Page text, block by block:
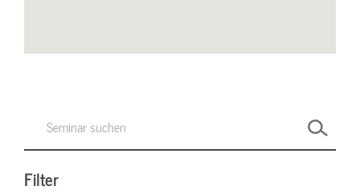
Filter